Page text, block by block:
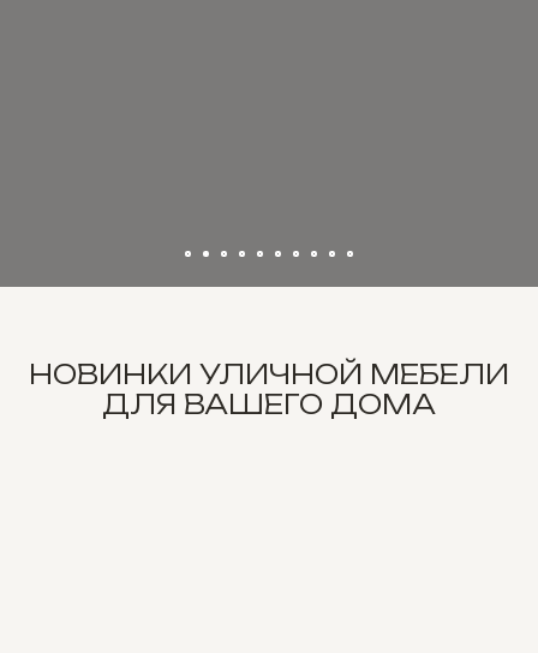
НОВИНКИ УЛИЧНОЙ МЕБЕЛИ
ДЛЯ ВАШЕГО ДОМА